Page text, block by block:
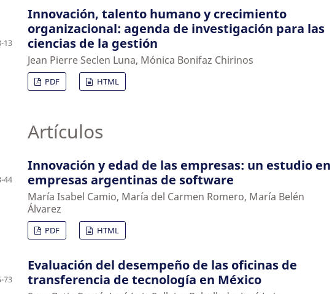
Innovación, talento humano y crecimiento
organizacional: agenda de investigación para las
ciencias de la gestión
Jean Pierre Seclen Luna, Mónica Bonifaz Chirinos
13
PDF HTML
Artículos
Innovación y edad de las empresas: un estudio en
empresas argentinas de software
María Isabel Camio, María del Carmen Romero, María Belén
Álvarez
44
PDF HTML
Evaluación del desempeño de las oficinas de
transferencia de tecnología en México
73